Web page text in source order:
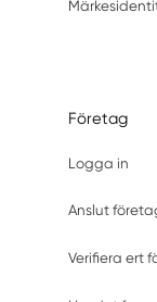
Företag
Logga in
Anslut
Verifiera ert